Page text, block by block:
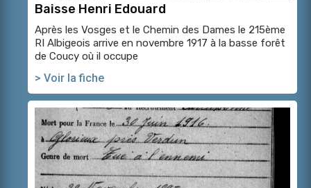
Baisse Henri Edouard
Après les Vosges et le Chemin des Dames le 215ème
RI Albigeois arrive en novembre 1917 à la basse forêt
de Coucy où il occupe
> Voir la fiche